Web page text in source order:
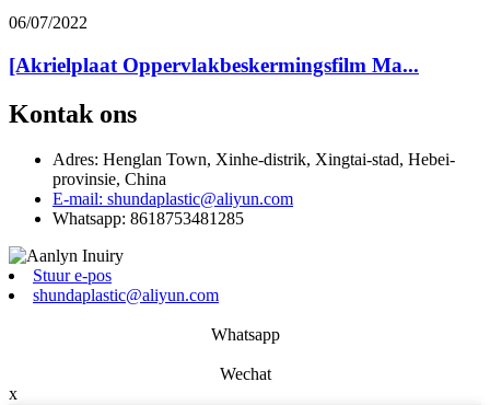
06/07/2022
[Akrielplaat Oppervlakbeskermingsfilm Ma...
Kontak ons
Adres: Henglan Town, Xinhe-distrik, Xingtai-stad, Hebei-
provinsie, China
E-mail: shundaplastic@aliyun.com
Whatsapp: 8618753481285
Stuur e-pos
shundaplastic@aliyun.com
Whatsapp
Wechat
x